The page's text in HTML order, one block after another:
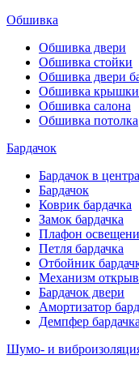
Обшивка
Обшивка двери
Обшивка стойки
Обшивка двери
Обшивка крышки
Обшивка салона
Обшивка потолка
Бардачок
Бардачок в
Бардачок
Коврик бардачка
Замок бардачка
Плафон
Петля бардачка
Отбойник
Механизм
Бардачок двери
Амортизатор
Демпфер бардачка
Шумо- и